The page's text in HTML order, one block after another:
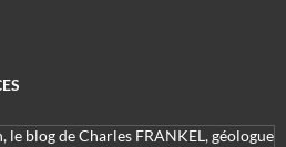
le blog de Charles FRANKEL, géologue